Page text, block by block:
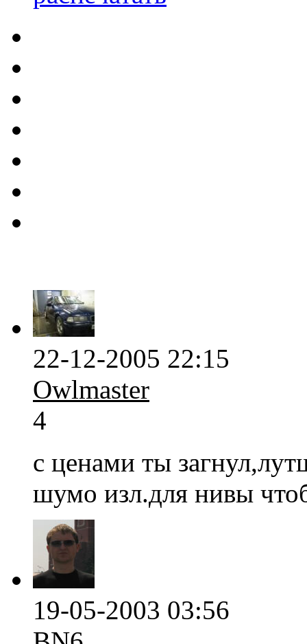
22-12-2005 22:15
Owlmaster
4
с ценами ты
шумо изл.для нивы
19-05-2003 03:56